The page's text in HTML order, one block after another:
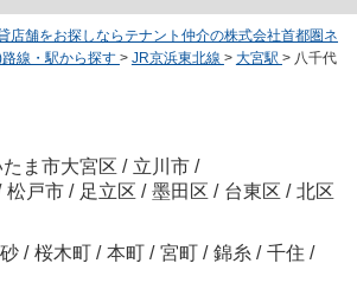
店舗をお探しならテナント仲介の株式会社首都圏ネ
線・駅から探す > JR京浜東北線 > 大宮駅 > 八千代
たま市大宮区 / 立川市 /
松戸市 / 足立区 / 墨田区 / 台東区 / 北区
/ 桜木町 / 本町 / 宮町 / 錦糸 / 千住 /